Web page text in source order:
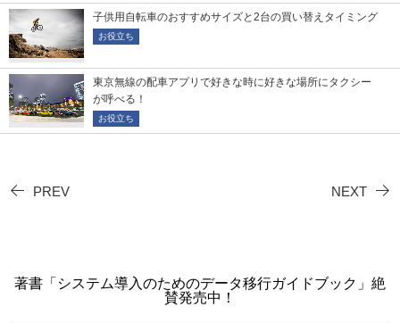
子供用自転車のおすすめサイズと2台の買い替えタイミング
お役立ち
東京無線の配車アプリで好きな時に好きな場所にタクシー
が呼べる！
お役立ち
PREV NEXT
著書「システム導入のためのデータ移行ガイドブック」絶
賛発売中！